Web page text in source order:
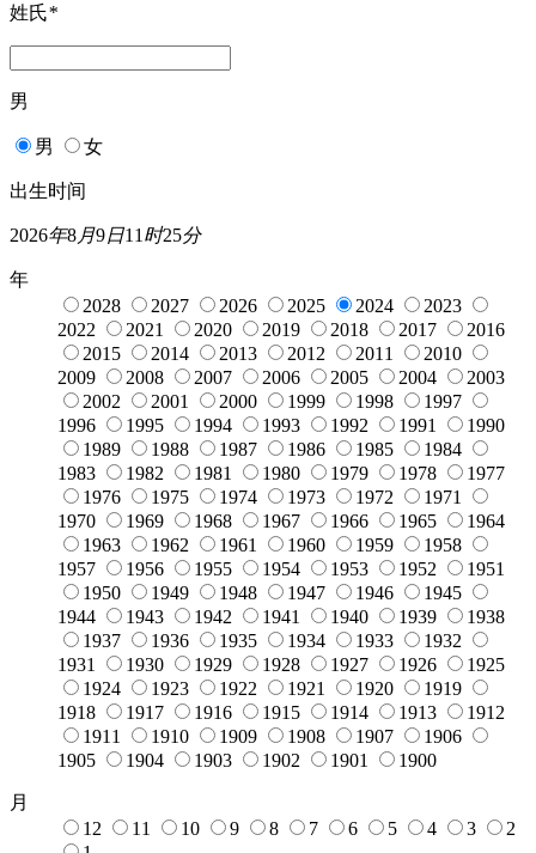
姓氏*
男
男 女
出生时间
2026年8月9日11 时25分
年
2028
2027 2026 2025 2024
2023
2022
2021 2020 2019 2018 2017
2016
2015
2014 2013 2012 2011
2010
2009
2008 2007 2006 2005 2004
2003
2002
2001 2000 1999 1998
1997
1996
1995 1994 1993 1992 1991
1990
1989
1988 1987 1986 1985
1984
1983
1982 1981 1980 1979 1978
1977
1976
1975 1974 1973 1972
1971
1970
1969 1968 1967 1966 1965
1964
1963
1962 1961 1960 1959
1958
1957
1956 1955 1954 1953 1952
1951
1950
1949 1948 1947 1946
1945
1944
1943 1942 1941 1940 1939
1938
1937
1936 1935 1934 1933
1932
1931
1930 1929 1928 1927 1926
1925
1924
1923 1922 1921 1920
1919
1918
1917 1916 1915 1914 1913
1912
1911
1910 1909 1908 1907
1906
1905
1904 1903 1902 1901 1900
月
12
11 10 9 8 7 6 5 4 3
2